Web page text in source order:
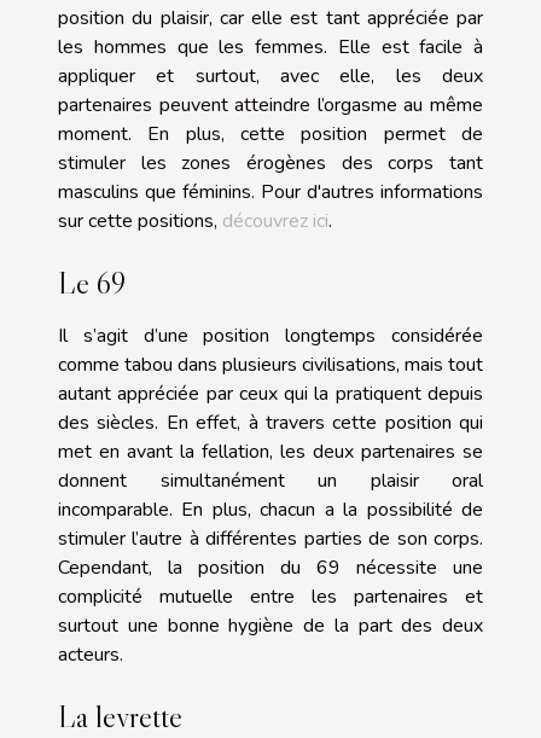
position du plaisir, car elle est tant appréciée par
les hommes que les femmes. Elle est facile à
appliquer et surtout, avec elle, les deux
partenaires peuvent atteindre l’orgasme au même
moment. En plus, cette position permet de
stimuler les zones érogènes des corps tant
masculins que féminins. Pour d'autres informations
sur cette positions, découvrez ici.
Le 69
Il s’agit d’une position longtemps considérée
comme tabou dans plusieurs civilisations, mais tout
autant appréciée par ceux qui la pratiquent depuis
des siècles. En effet, à travers cette position qui
met en avant la fellation, les deux partenaires se
donnent simultanément un plaisir oral
incomparable. En plus, chacun a la possibilité de
stimuler l’autre à différentes parties de son corps.
Cependant, la position du 69 nécessite une
complicité mutuelle entre les partenaires et
surtout une bonne hygiène de la part des deux
acteurs.
La levrette